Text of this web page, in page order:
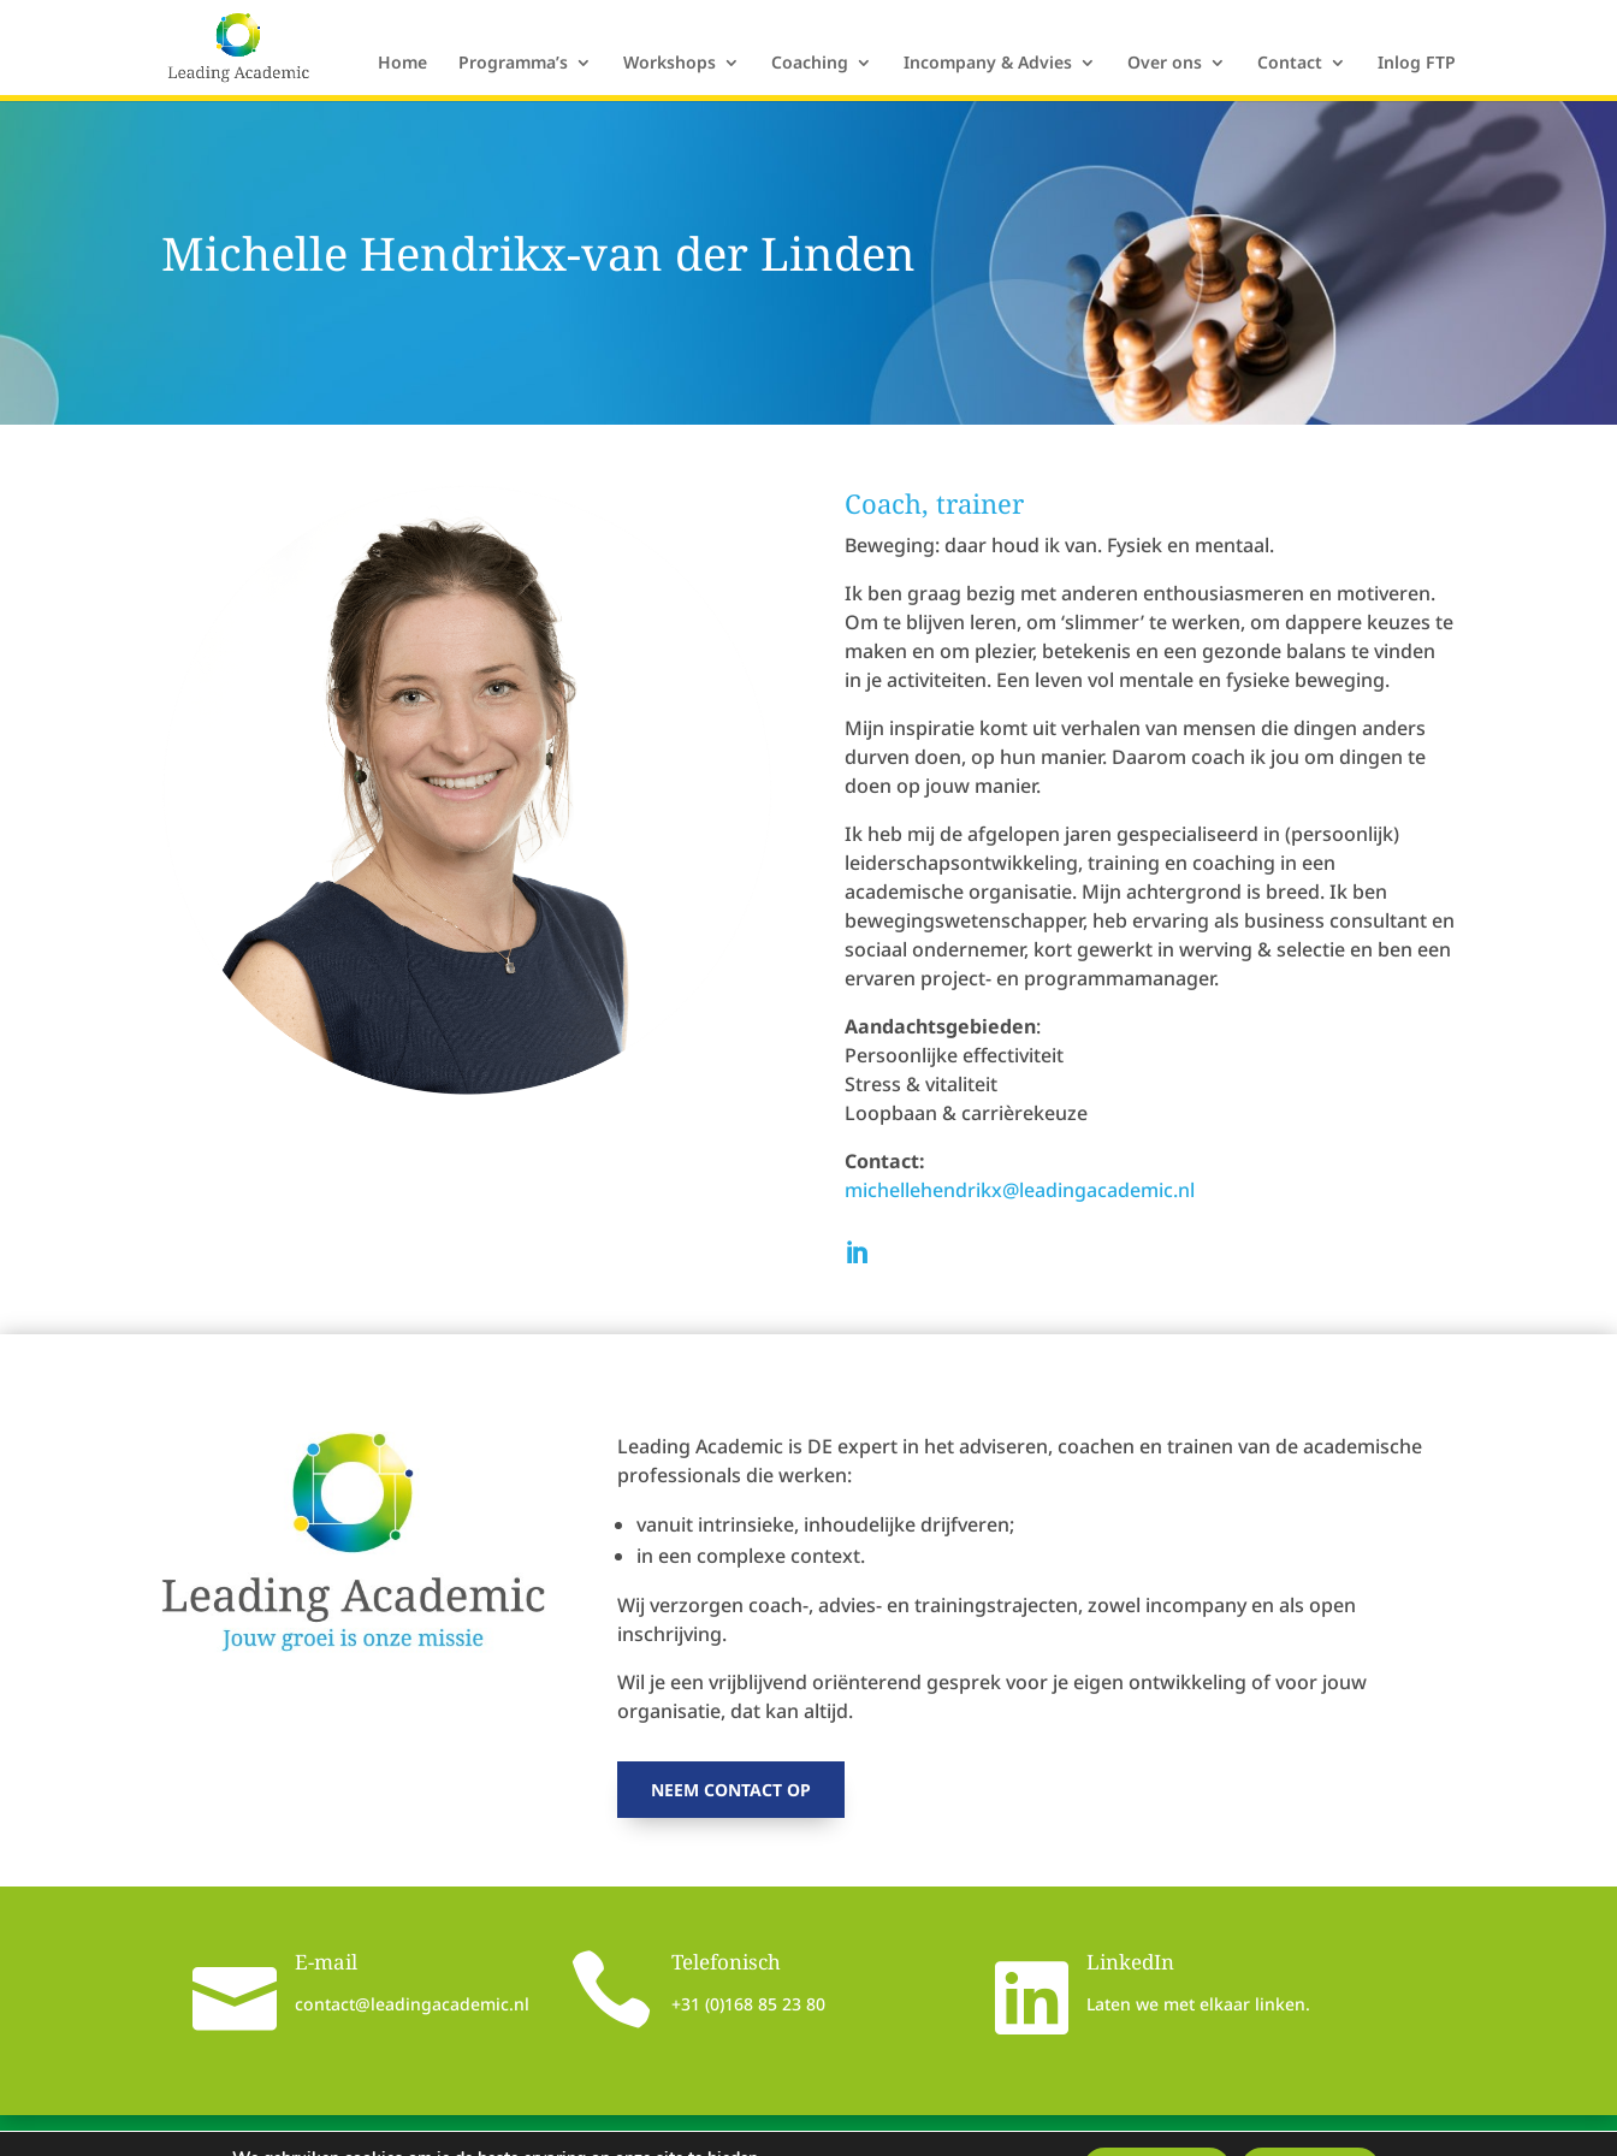
Home Programma’s Workshops Coaching Incompany & Advies Over ons Contact Inlog FTP
Michelle Hendrikx-van der Linden
Coach, trainer
Beweging: daar houd ik van. Fysiek en mentaal.
Ik ben graag bezig met anderen enthousiasmeren en motiveren.
Om te blijven leren, om ‘slimmer’ te werken, om dappere keuzes te
maken en om plezier, betekenis en een gezonde balans te vinden
in je activiteiten. Een leven vol mentale en fysieke beweging.
Mijn inspiratie komt uit verhalen van mensen die dingen anders
durven doen, op hun manier. Daarom coach ik jou om dingen te
doen op jouw manier.
Ik heb mij de afgelopen jaren gespecialiseerd in (persoonlijk)
leiderschapsontwikkeling, training en coaching in een
academische organisatie. Mijn achtergrond is breed. Ik ben
bewegingswetenschapper, heb ervaring als business consultant en
sociaal ondernemer, kort gewerkt in werving & selectie en ben een
ervaren project- en programmamanager.
Aandachtsgebieden:
Persoonlijke effectiviteit
Stress & vitaliteit
Loopbaan & carrièrekeuze
Contact:
michellehendrikx@leadingacademic.nl

Leading Academic is DE expert in het adviseren, coachen en trainen van de academische
professionals die werken:
vanuit intrinsieke, inhoudelijke drijfveren;
in een complexe context.
Wij verzorgen coach-, advies- en trainingstrajecten, zowel incompany en als open
inschrijving.
Wil je een vrijblijvend oriënterend gesprek voor je eigen ontwikkeling of voor jouw
organisatie, dat kan altijd.
NEEM CONTACT OP
 E-mail
contact@leadingacademic.nl  Telefonisch
+31 (0)168 85 23 80  LinkedIn
Laten we met elkaar linken.
© 2026 Leading Academic Algemene voorwaarden Klachtenprocedure